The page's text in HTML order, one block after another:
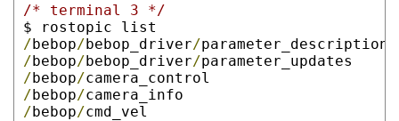
/* terminal 3 */
$ rostopic list
/bebop/bebop_driver/parameter_descriptions
/bebop/bebop_driver/parameter_updates
/bebop/camera_control
/bebop/camera_info
/bebop/cmd_vel